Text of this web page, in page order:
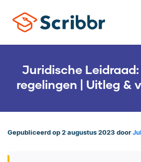
Juridische
regelingen | Uitleg &
Gepubliceerd op 2 augustus 2023 door